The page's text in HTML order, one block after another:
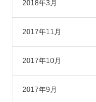
2018年3月
2017年11月
2017年10月
2017年9月